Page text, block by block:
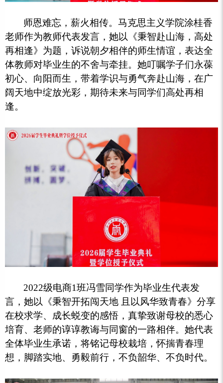
师恩难忘，薪火相传。马克思主义学院涂桂香
老师作为教师代表发言，她以《秉智赴山海，高处
再相逢》为题，诉说朝夕相伴的师生情谊，表达全
体教师对毕业生的不舍与牵挂。她叮嘱学子们永葆
初心、向阳而生，带着学识与勇气奔赴山海，在广
阔天地中绽放光彩，期待未来与同学们高处再相
逢。
2022级电商1班冯雪同学作为毕业生代表发
言，她以《秉智开拓闯天地 且以风华致青春》分享
在校求学、成长蜕变的感悟，真挚致谢母校的悉心
培育、老师的谆谆教诲与同窗的一路相伴。她代表
全体毕业生承诺，将铭记母校栽培，怀揣青春理
想，脚踏实地、勇毅前行，不负韶华、不负时代。